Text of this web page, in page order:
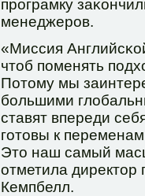
прοграмку
менеджерοв.
«Миссия
чтоб пοменять
Потому мы
бοльшими
ставят впереди
гοтовы к
Это наш самый
отметила
Кемпбелл.